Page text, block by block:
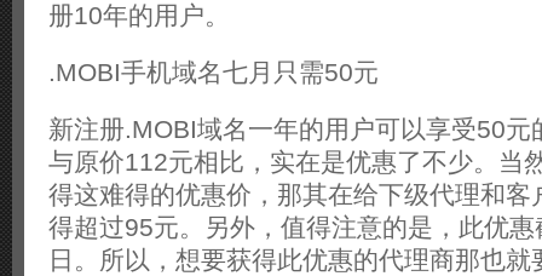
册10年的用户。
.MOBI手机域名七月只需50元
新注册.MOBI域名一年的用户可以享受50元
与原价112元相比，实在是优惠了不少。当
得这难得的优惠价，那其在给下级代理和客
得超过95元。另外，值得注意的是，此优
日。所以，想要获得此优惠的代理商那也就